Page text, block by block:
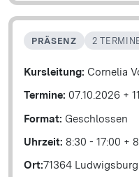
PRÄSENZ 2
Kursleitung: Cornelia
Termine: 07.10.2026 +
Format: Geschlossen
Uhrzeit: 8:30 - 17:00 +
Ort:71364 Ludwigsburg